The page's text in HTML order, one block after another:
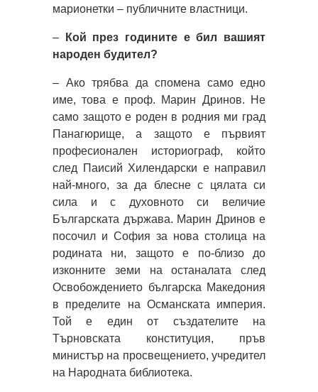
марионетки – публичните властници.
–
Кой през годините е бил вашият
народен будител?
– Ако трябва да спомена само едно
име, това е проф. Марин Дринов. Не
само защото е роден в родния ми град
Панагюрище, а защото е първият
професионален историограф, който
след Паисий Хилендарски е направил
най-много, за да блесне с цялата си
сила и с духовното си величие
Българската държава. Марин Дринов е
посочил и София за нова столица на
родината ни, защото е по-близо до
изконните земи на останалата след
Освобождението българска Македония
в пределите на Османската империя.
Той е един от създателите на
Търновската конституция, пръв
министър на просвещението, учредител
на Народната библиотека.